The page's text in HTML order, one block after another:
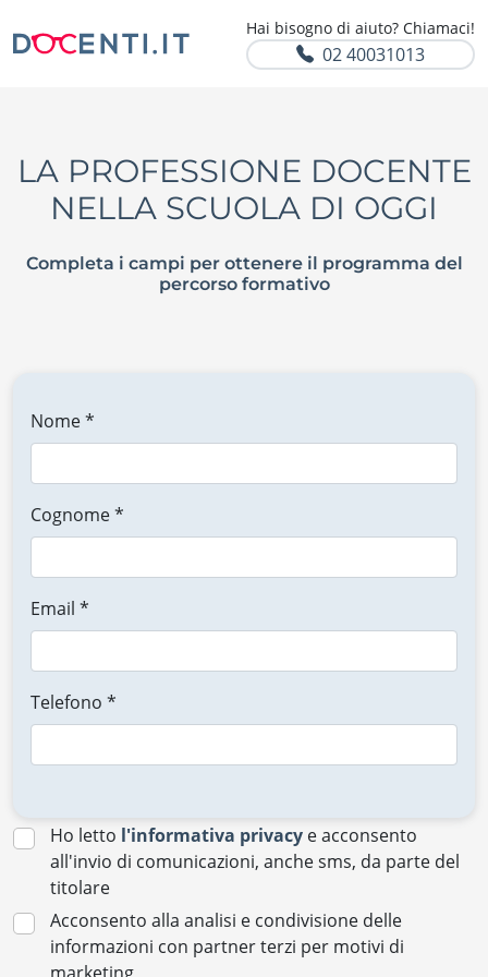
Hai bisogno di aiuto? Chiamaci!
02 40031013
LA PROFESSIONE DOCENTE
NELLA SCUOLA DI OGGI
Completa i campi per ottenere il programma del
percorso formativo
Nome *
Cognome *
Email *
Telefono *
Ho letto l'informativa privacy e acconsento
all'invio di comunicazioni, anche sms, da parte del
titolare
Acconsento alla analisi e condivisione delle
informazioni con partner terzi per motivi di